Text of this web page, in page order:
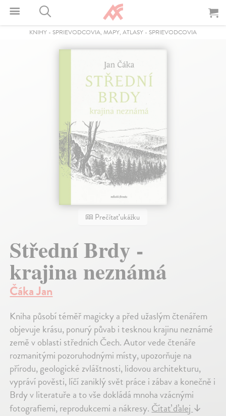
KNIHY - SPRIEVODCOVIA, MAPY, ATLASY - SPRIEVODCOVIA
Prečítať ukážku
Střední Brdy -
krajina neznámá
Čáka Jan
Kniha působí téměř magicky a před užaslým čtenářem
objevuje krásu, ponurý půvab i tesknou krajinu neznámé
země v oblasti středních Čech. Autor vede čtenáře
rozmanitými pozoruhodnými místy, upozorňuje na
přírodu, geologické zvláštnosti, lidovou architekturu,
vypráví pověsti, líčí zaniklý svět práce i zábav a konečně i
Brdy v literatuře a to vše dokládá mnoha vzácnými
fotografiemi, reprodukcemi a nákresy.Čítať ďalej↓